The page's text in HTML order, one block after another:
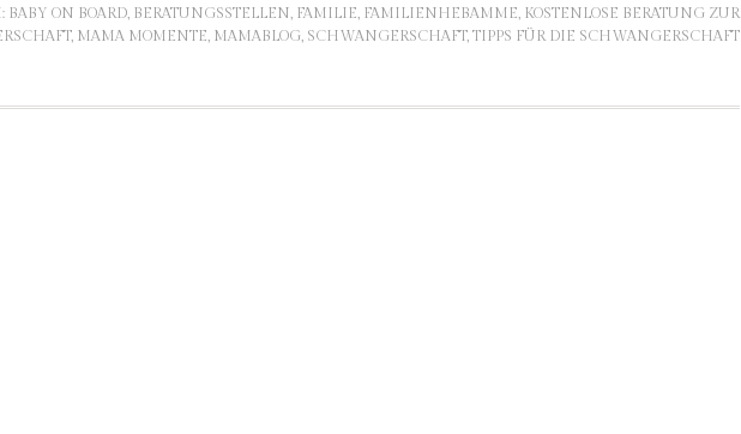
BABY ON BOARD, BERATUNGSSTELLEN, FAMILIE, FAMILIENHEBAMME, KOSTENLOSE BERATUNG ZUR
, MAMA MOMENTE, MAMABLOG, SCHWANGERSCHAFT, TIPPS FÜR DIE SCHWANGERSCHAFT